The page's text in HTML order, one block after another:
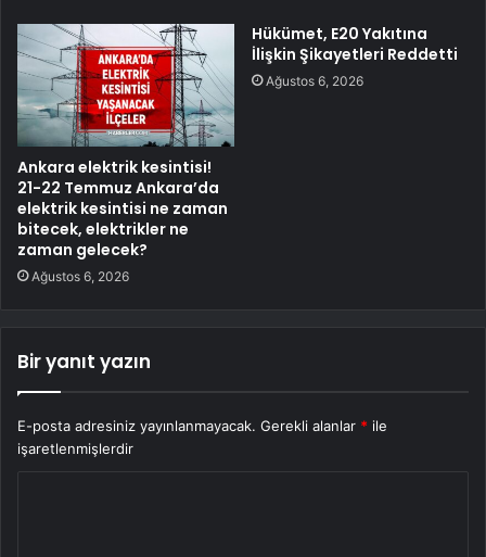
Ankara elektrik kesintisi!
21-22 Temmuz Ankara’da
elektrik kesintisi ne zaman
bitecek, elektrikler ne
zaman gelecek?
Ağustos 6, 2026
Hükümet, E20 Yakıtına
İlişkin Şikayetleri Reddetti
Ağustos 6, 2026
Bir yanıt yazın
E-posta adresiniz yayınlanmayacak. Gerekli alanlar * ile
işaretlenmişlerdir